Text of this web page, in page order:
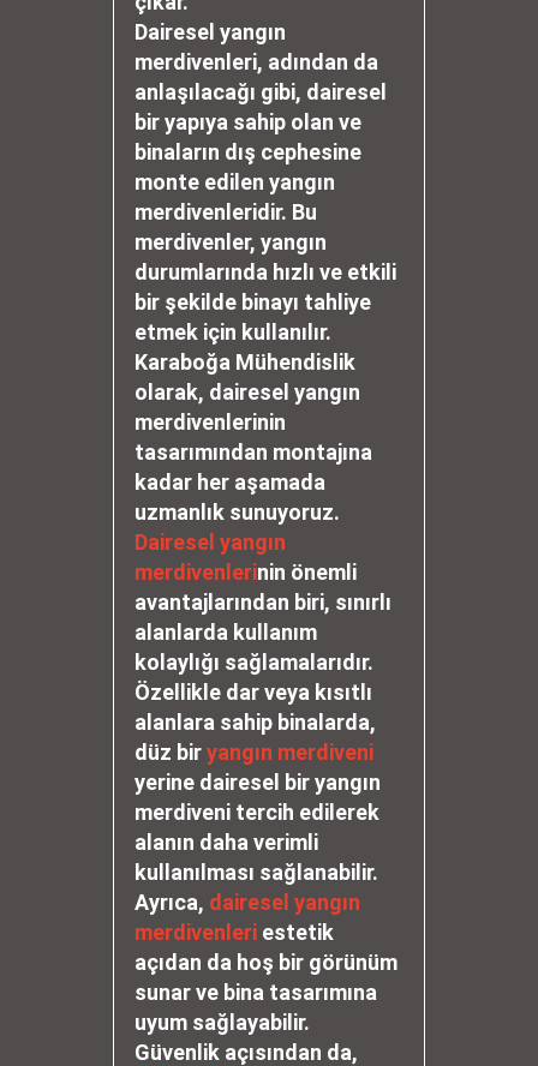
Dairesel yangın
merdivenleri, adından da
anlaşılacağı gibi, dairesel
bir yapıya sahip olan ve
binaların dış cephesine
monte edilen yangın
merdivenleridir. Bu
merdivenler, yangın
durumlarında hızlı ve etkili
bir şekilde binayı tahliye
etmek için kullanılır.
Karaboğa Mühendislik
olarak, dairesel yangın
merdivenlerinin
tasarımından montajına
kadar her aşamada
uzmanlık sunuyoruz.
Dairesel yangın
merdivenlerinin önemli
avantajlarından biri, sınırlı
alanlarda kullanım
kolaylığı sağlamalarıdır.
Özellikle dar veya kısıtlı
alanlara sahip binalarda,
düz biryangın merdiveni
yerine dairesel bir yangın
merdiveni tercih edilerek
alanın daha verimli
kullanılması sağlanabilir.
Ayrıca, dairesel yangın
merdivenleri estetik
açıdan da hoş bir görünüm
sunar ve bina tasarımına
uyum sağlayabilir.
Güvenlik açısından da,